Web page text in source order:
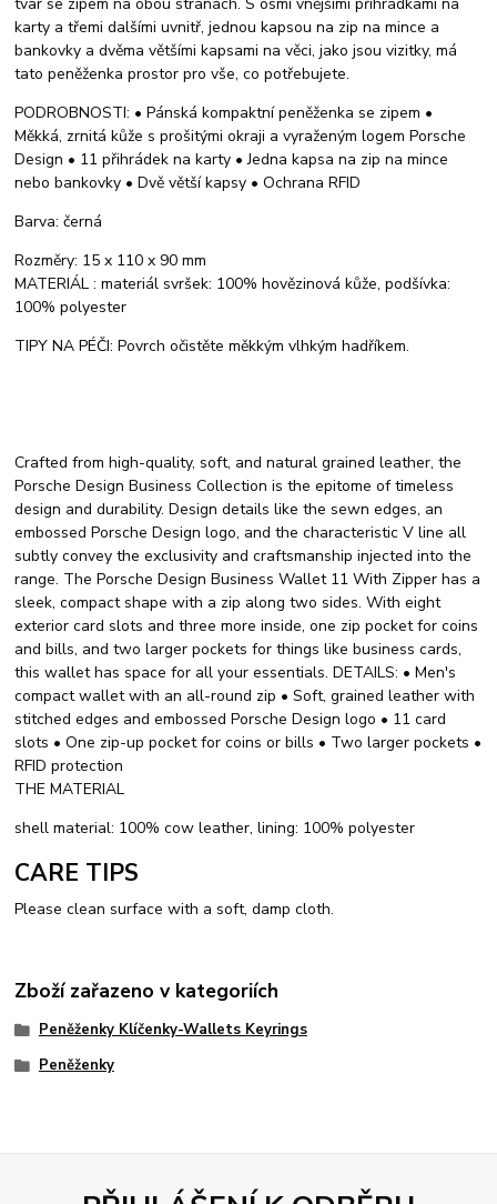
karty a třemi dalšími uvnitř, jednou kapsou na zip na mince a
bankovky a dvěma většími kapsami na věci, jako jsou vizitky, má
tato peněženka prostor pro vše, co potřebujete.
PODROBNOSTI: • Pánská kompaktní peněženka se zipem •
Měkká, zrnitá kůže s prošitými okraji a vyraženým logem Porsche
Design • 11 přihrádek na karty • Jedna kapsa na zip na mince
nebo bankovky • Dvě větší kapsy • Ochrana RFID
Barva: černá
Rozměry: 15 x 110 x 90 mm
MATERIÁL : materiál svršek: 100% hovězinová kůže, podšívka:
100% polyester
TIPY NA PÉČI: Povrch očistěte měkkým vlhkým hadříkem.
Crafted from high-quality, soft, and natural grained leather, the
Porsche Design Business Collection is the epitome of timeless
design and durability. Design details like the sewn edges, an
embossed Porsche Design logo, and the characteristic V line all
subtly convey the exclusivity and craftsmanship injected into the
range. The Porsche Design Business Wallet 11 With Zipper has a
sleek, compact shape with a zip along two sides. With eight
exterior card slots and three more inside, one zip pocket for coins
and bills, and two larger pockets for things like business cards,
this wallet has space for all your essentials. DETAILS: • Men's
compact wallet with an all-round zip • Soft, grained leather with
stitched edges and embossed Porsche Design logo • 11 card
slots • One zip-up pocket for coins or bills • Two larger pockets •
RFID protection
THE MATERIAL
shell material: 100% cow leather, lining: 100% polyester
CARE TIPS
Please clean surface with a soft, damp cloth.
Zboží zařazeno v kategoriích
Peněženky Klíčenky-Wallets Keyrings
Peněženky